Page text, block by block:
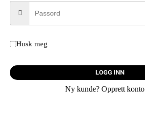
Husk meg
LOGG INN
Ny kunde? Opprett konto